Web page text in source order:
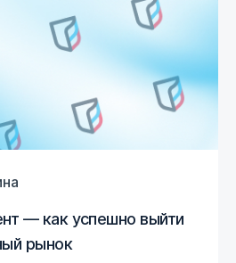
— как успешно выйти
рынок